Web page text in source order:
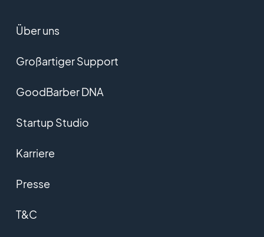
Über uns
Großartiger Support
GoodBarber DNA
Startup Studio
Karriere
Presse
T&C